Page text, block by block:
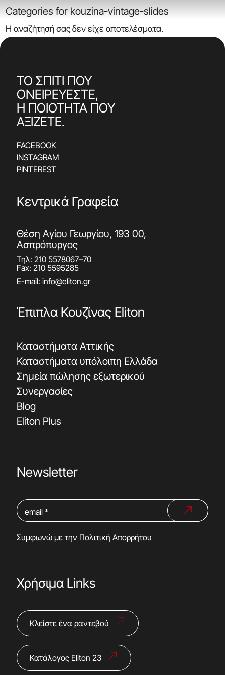
Categories for kouzina-vintage-slides
Η αναζήτησή σας δεν είχε αποτελέσματα.
ΤΟ ΣΠΙΤΙ ΠΟΥ
ΟΝΕΙΡΕΥΕΣΤΕ,
Η ΠΟΙΟΤΗΤΑ ΠΟΥ
ΑΞΙΖΕΤΕ.
FACEBOOK
INSTAGRAM
PINTEREST
Κεντρικά Γραφεία
Θέση Αγίου Γεωργίου, 193 00,
Ασπρόπυργος
Τηλ: 210 5578067–70
Fax: 210 5595285
E-mail: info@eliton.gr
Έπιπλα Κουζίνας Eliton
Καταστήματα Αττικής
Καταστήματα υπόλοιπη Ελλάδα
Σημεία πώλησης εξωτερικού
Συνεργασίες
Blog
Eliton Plus
Newsletter
Συμφωνώ με την Πολιτική Απορρήτου
Χρήσιμα Links
Κλείστε ένα ραντεβού
Κατάλογος Eliton 23